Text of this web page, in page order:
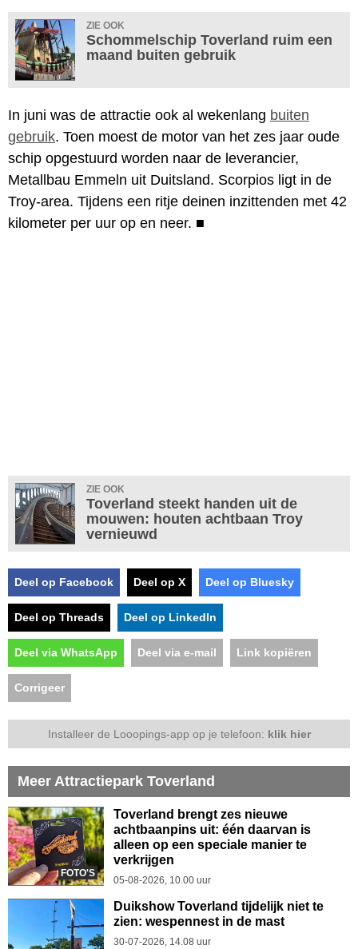
ZIE OOK
Schommelschip Toverland ruim een
maand buiten gebruik
In juni was de attractie ook al wekenlang buiten
gebruik. Toen moest de motor van het zes jaar oude
schip opgestuurd worden naar de leverancier,
Metallbau Emmeln uit Duitsland. Scorpios ligt in de
Troy-area. Tijdens een ritje deinen inzittenden met 42
kilometer per uur op en neer. ■
ZIE OOK
Toverland steekt handen uit de
mouwen: houten achtbaan Troy
vernieuwd
Deel op Facebook Deel op X Deel op Bluesky
Deel op Threads Deel op LinkedIn
Deel via WhatsApp Deel via e-mail Link kopiëren
Corrigeer
Installeer de Looopings-app op je telefoon: klik hier
Meer Attractiepark Toverland
FOTO'S
Toverland brengt zes nieuwe
achtbaanpins uit: één daarvan is
alleen op een speciale manier te
verkrijgen
05-08-2026, 10.00 uur
Duikshow Toverland tijdelijk niet te
zien: wespennest in de mast
30-07-2026, 14.08 uur